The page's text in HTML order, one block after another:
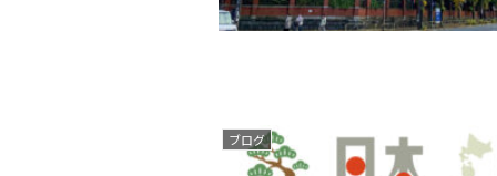
ブログ